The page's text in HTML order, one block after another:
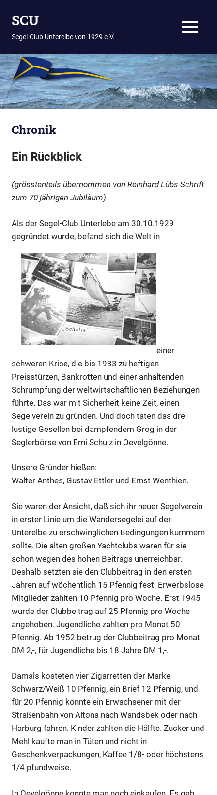
InhaltSCU
Segel-Club Unterelbe von 1929 e.V. MENÜ
Chronik
Ein Rückblick
(grösstenteils übernommen von Reinhard Lübs Schrift
zum 70 jährigen Jubiläum)
Als der Segel-Club Unterlebe am 30.10.1929
gegründet wurde, befand sich die Welt in
einer
schweren Krise, die bis 1933 zu heftigen
Preisstürzen, Bankrotten und einer anhaltenden
Schrumpfung der weltwirtschaftlichen Beziehungen
führte. Das war mit Sicherheit keine Zeit, einen
Segelverein zu gründen. Und doch taten das drei
lustige Gesellen bei dampfendem Grog in der
Seglerbörse von Erni Schulz in Oevelgönne.
Unsere Gründer hießen:
Walter Anthes, Gustav Ettler und Ernst Wenthien.
Sie waren der Ansicht, daß sich ihr neuer Segelverein
in erster Linie um die Wandersegelei auf der
Unterelbe zu erschwinglichen Bedingungen kümmern
sollte. Die alten großen Yachtclubs waren für sie
schon wegen des hohen Beitrags unerreichbar.
Deshalb setzten sie den Clubbeitrag in den ersten
Jahren auf wöchentlich 15 Pfennig fest. Erwerbslose
Mitglieder zahlten 10 Pfennig pro Woche. Erst 1945
wurde der Clubbeitrag auf 25 Pfennig pro Woche
angehoben. Jugendliche zahlten pro Monat 50
Pfennig. Ab 1952 betrug der Clubbeitrag pro Monat
DM 2,-, für Jugendliche bis 18 Jahre DM 1,-.
Damals kosteten vier Zigarretten der Marke
Schwarz/Weiß 10 Pfennig, ein Brief 12 Pfennig, und
für 20 Pfennig konnte ein Erwachsener mit der
Straßenbahn von Altona nach Wandsbek oder nach
Harburg fahren. Kinder zahlten die Hälfte. Zucker und
Mehl kaufte man in Tüten und nicht in
Geschenkverpackungen, Kaffee 1/8- oder höchstens
1/4 pfundweise.
In Oevelgönne konnte man noch einkaufen. Es gab